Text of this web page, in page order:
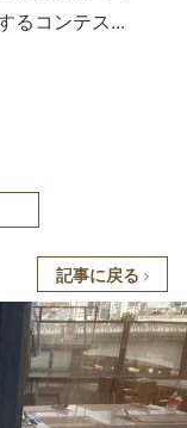
るコンテス...
記事に戻る